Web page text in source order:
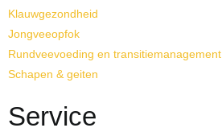
Klauwgezondheid
Jongveeopfok
Rundveevoeding en transitiemanagement
Schapen & geiten
Service